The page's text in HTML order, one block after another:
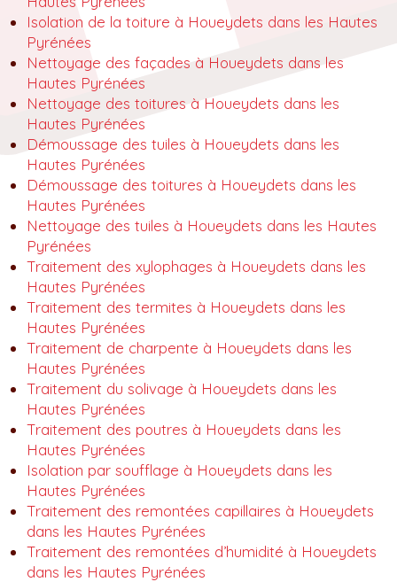
Isolation de la toiture à Houeydets dans les Hautes
Pyrénées
Nettoyage des façades à Houeydets dans les
Hautes Pyrénées
Nettoyage des toitures à Houeydets dans les
Hautes Pyrénées
Démoussage des tuiles à Houeydets dans les
Hautes Pyrénées
Démoussage des toitures à Houeydets dans les
Hautes Pyrénées
Nettoyage des tuiles à Houeydets dans les Hautes
Pyrénées
Traitement des xylophages à Houeydets dans les
Hautes Pyrénées
Traitement des termites à Houeydets dans les
Hautes Pyrénées
Traitement de charpente à Houeydets dans les
Hautes Pyrénées
Traitement du solivage à Houeydets dans les
Hautes Pyrénées
Traitement des poutres à Houeydets dans les
Hautes Pyrénées
Isolation par soufflage à Houeydets dans les
Hautes Pyrénées
Traitement des remontées capillaires à Houeydets
dans les Hautes Pyrénées
Traitement des remontées d’humidité à Houeydets
dans les Hautes Pyrénées